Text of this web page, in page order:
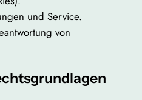
und Service.
von